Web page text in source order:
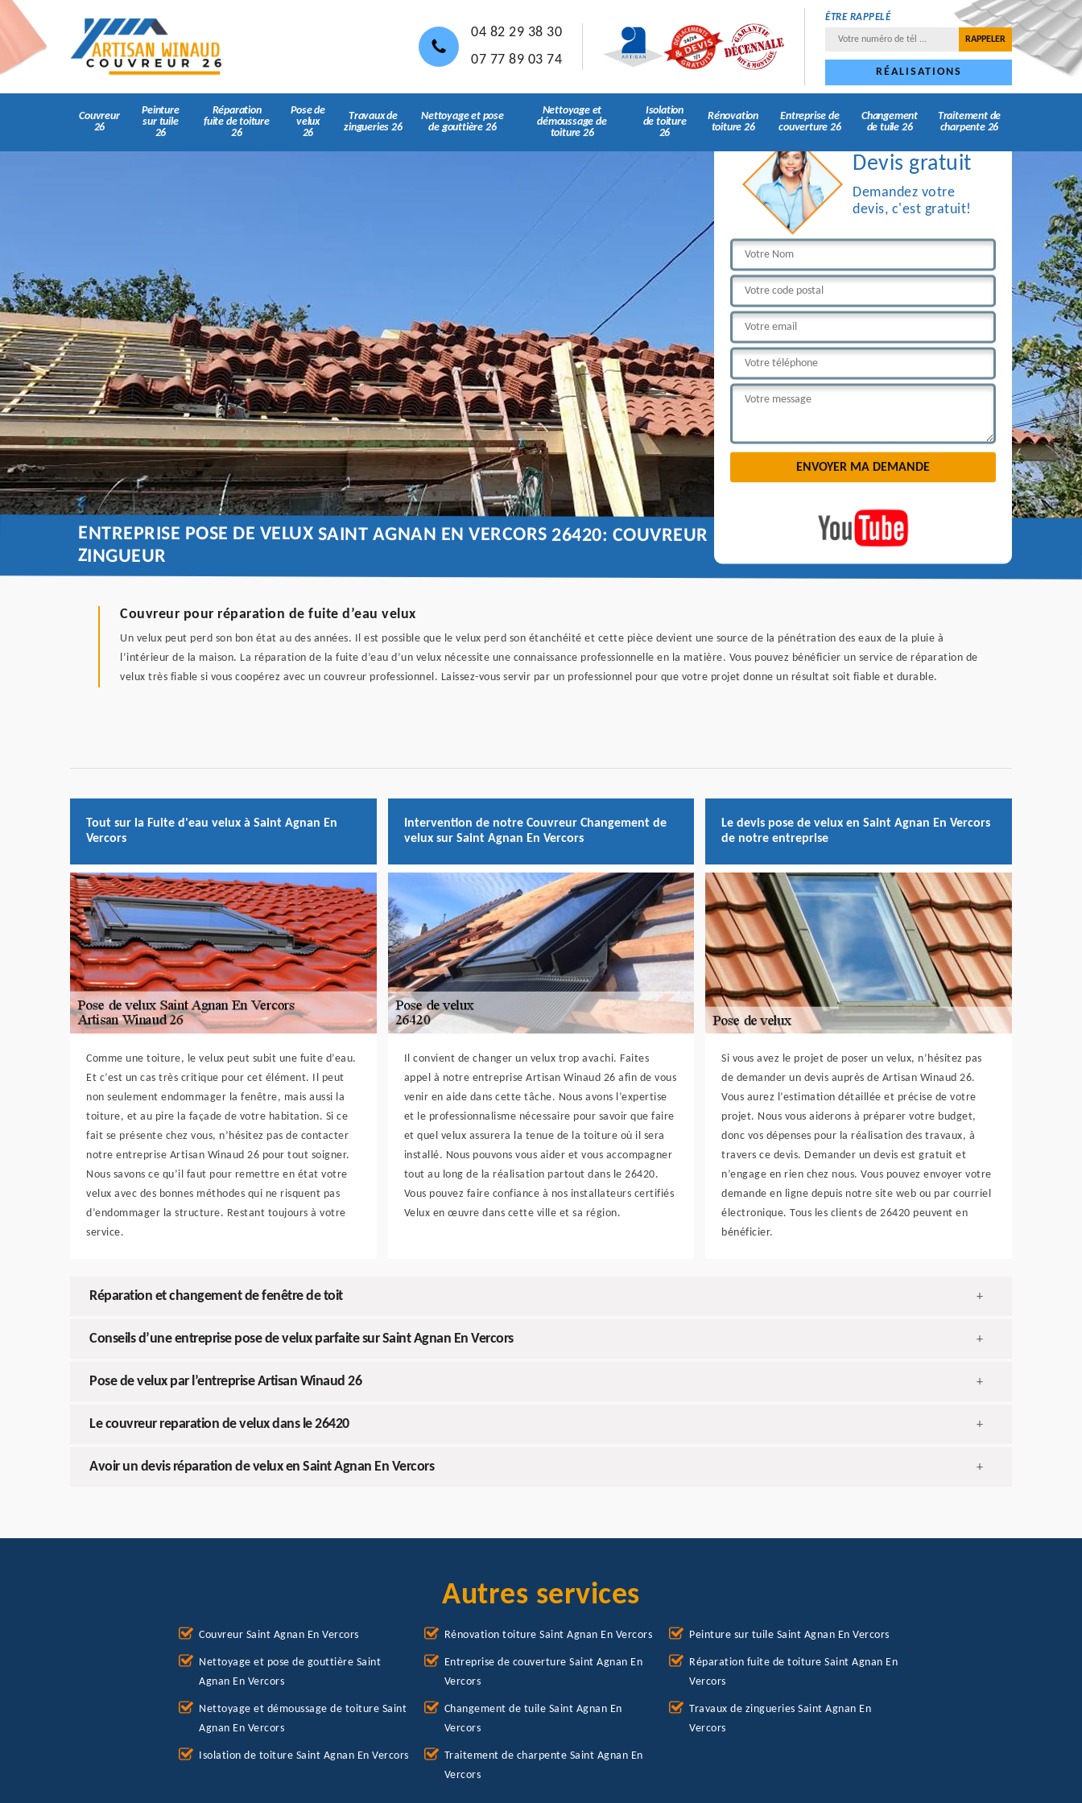
04 82 29 38 30
07 77 89 03 74
ÊTRE RAPPELÉ
RÉALISATIONS
Couvreur
26
Peinture
sur tuile
26
Réparation
fuite de toiture
26
Pose de
velux
26
Travaux de
zingueries 26
Nettoyage et pose
de gouttière 26
Nettoyage et
démoussage de
toiture 26
Isolation
de toiture
26
Rénovation
toiture 26
Entreprise de
couverture 26
Changement
de tuile 26
Traitement de
charpente 26
Devis gratuit
Demandez votre
devis, c'est gratuit!
ENTREPRISE POSE DE VELUX SAINT AGNAN EN VERCORS 26420: COUVREUR
ZINGUEUR
Couvreur pour réparation de fuite d’eau velux
Un velux peut perd son bon état au des années. Il est possible que le velux perd son étanchéité et cette pièce devient une source de la pénétration des eaux de la pluie à
l’intérieur de la maison. La réparation de la fuite d’eau d’un velux nécessite une connaissance professionnelle en la matière. Vous pouvez bénéficier un service de réparation de
velux très fiable si vous coopérez avec un couvreur professionnel. Laissez-vous servir par un professionnel pour que votre projet donne un résultat soit fiable et durable.
Tout sur la Fuite d'eau velux à Saint Agnan En
Vercors
Comme une toiture, le velux peut subit une fuite d’eau.
Et c’est un cas très critique pour cet élément. Il peut
non seulement endommager la fenêtre, mais aussi la
toiture, et au pire la façade de votre habitation. Si ce
fait se présente chez vous, n’hésitez pas de contacter
notre entreprise Artisan Winaud 26 pour tout soigner.
Nous savons ce qu’il faut pour remettre en état votre
velux avec des bonnes méthodes qui ne risquent pas
d’endommager la structure. Restant toujours à votre
service.
Intervention de notre Couvreur Changement de
velux sur Saint Agnan En Vercors
Il convient de changer un velux trop avachi. Faites
appel à notre entreprise Artisan Winaud 26 afin de vous
venir en aide dans cette tâche. Nous avons l’expertise
et le professionnalisme nécessaire pour savoir que faire
et quel velux assurera la tenue de la toiture où il sera
installé. Nous pouvons vous aider et vous accompagner
tout au long de la réalisation partout dans le 26420.
Vous pouvez faire confiance à nos installateurs certifiés
Velux en œuvre dans cette ville et sa région.
Le devis pose de velux en Saint Agnan En Vercors
de notre entreprise
Si vous avez le projet de poser un velux, n’hésitez pas
de demander un devis auprès de Artisan Winaud 26.
Vous aurez l’estimation détaillée et précise de votre
projet. Nous vous aiderons à préparer votre budget,
donc vos dépenses pour la réalisation des travaux, à
travers ce devis. Demander un devis est gratuit et
n’engage en rien chez nous. Vous pouvez envoyer votre
demande en ligne depuis notre site web ou par courriel
électronique. Tous les clients de 26420 peuvent en
bénéficier.
Réparation et changement de fenêtre de toit +
Conseils d’une entreprise pose de velux parfaite sur Saint Agnan En Vercors +
Pose de velux par l’entreprise Artisan Winaud 26 +
Le couvreur reparation de velux dans le 26420 +
Avoir un devis réparation de velux en Saint Agnan En Vercors +
Autres services
Couvreur Saint Agnan En Vercors
Nettoyage et pose de gouttière Saint
Agnan En Vercors
Nettoyage et démoussage de toiture Saint
Agnan En Vercors
Isolation de toiture Saint Agnan En Vercors
Rénovation toiture Saint Agnan En Vercors
Entreprise de couverture Saint Agnan En
Vercors
Changement de tuile Saint Agnan En
Vercors
Traitement de charpente Saint Agnan En
Vercors
Peinture sur tuile Saint Agnan En Vercors
Réparation fuite de toiture Saint Agnan En
Vercors
Travaux de zingueries Saint Agnan En
Vercors